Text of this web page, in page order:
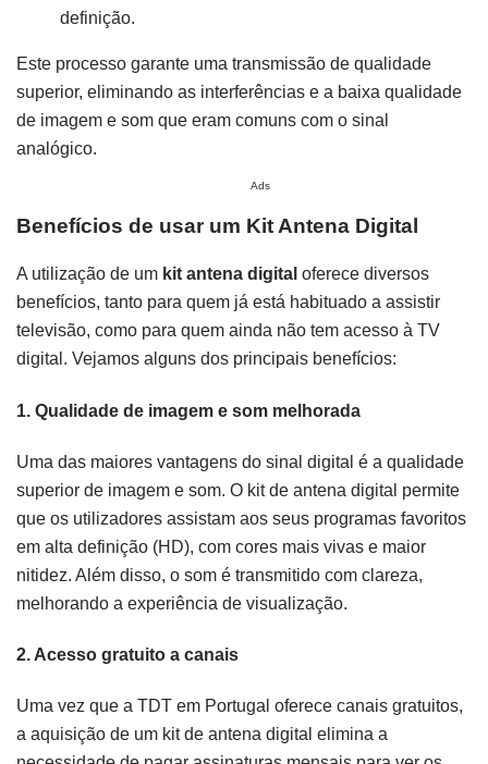
definição.
Este processo garante uma transmissão de qualidade
superior, eliminando as interferências e a baixa qualidade
de imagem e som que eram comuns com o sinal
analógico.
Ads
Benefícios de usar um Kit Antena Digital
A utilização de um kit antena digital oferece diversos
benefícios, tanto para quem já está habituado a assistir
televisão, como para quem ainda não tem acesso à TV
digital. Vejamos alguns dos principais benefícios:
1. Qualidade de imagem e som melhorada
Uma das maiores vantagens do sinal digital é a qualidade
superior de imagem e som. O kit de antena digital permite
que os utilizadores assistam aos seus programas favoritos
em alta definição (HD), com cores mais vivas e maior
nitidez. Além disso, o som é transmitido com clareza,
melhorando a experiência de visualização.
2. Acesso gratuito a canais
Uma vez que a TDT em Portugal oferece canais gratuitos,
a aquisição de um kit de antena digital elimina a